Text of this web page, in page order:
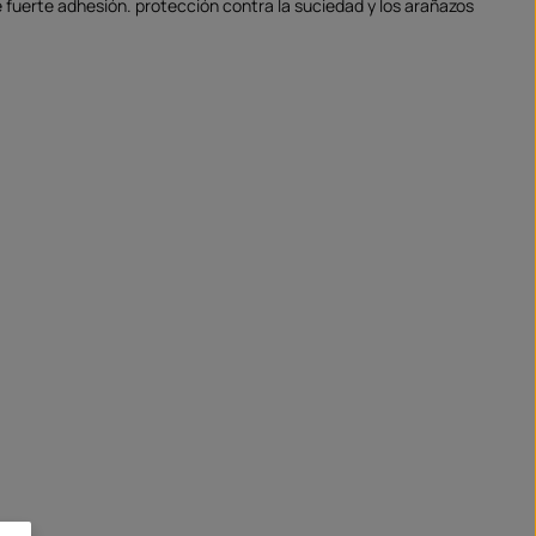
fuerte adhesión. protección contra la suciedad y los arañazos